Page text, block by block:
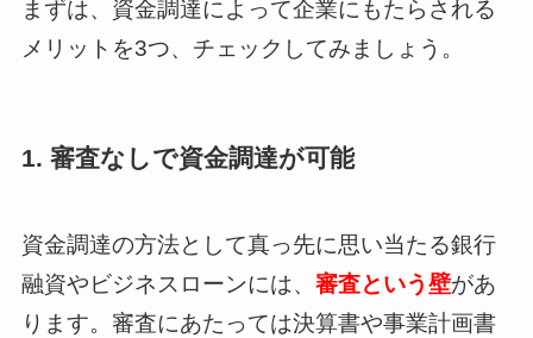
まずは、資金調達によって企業にもたらされる
メリットを3つ、チェックしてみましょう。
1. 審査なしで資金調達が可能
資金調達の方法として真っ先に思い当たる銀行
融資やビジネスローンには、 審査という壁があ
ります。審査にあたっては決算書や事業計画書